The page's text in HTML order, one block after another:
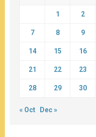
1 2
7 8 9
14 15 16
21 22 23
28 29 30
« Oct Dec »